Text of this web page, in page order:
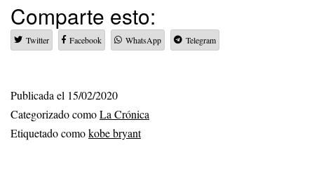
Comparte esto:
Twitter Facebook WhatsApp Telegram
Publicada el 15/02/2020
Categorizado comoLa Crónica
Etiquetado comokobe bryant